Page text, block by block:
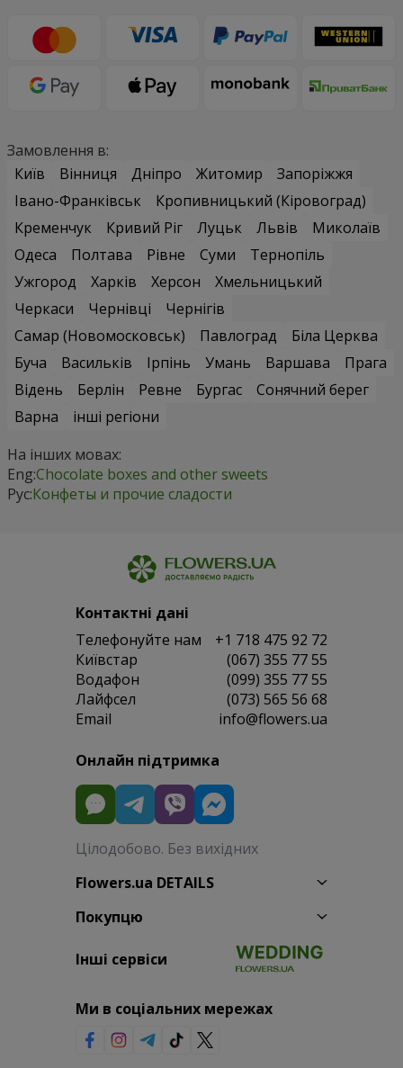
Замовлення в:
Київ
Вінниця Дніпро Житомир
Запоріжжя
Івано-Франківськ
Кропивницький (Кіровоград)
Кременчук
Кривий Ріг Луцьк Львів
Миколаїв
Одеса
Полтава Рівне Суми
Тернопіль
Ужгород
Харків Херсон
Хмельницький
Черкаси
Чернівці
Чернігів
Самар (Новомосковськ)
Павлоград
Біла Церква
Буча
Васильків Ірпінь Умань Варшава
Прага
Відень
Берлін Ревне Бургас
Сонячний берег
Варна
інші регіони
На інших мовах:
Eng:Chocolate boxes and other sweets
Рус:Конфеты и прочие сладости
Контактні дані
Телефонуйте нам
+1 718 475 92 72
Київстар
(067) 355 77 55
Водафон
(099) 355 77 55
Лайфсел
(073) 565 56 68
Email
info@flowers.ua
Онлайн підтримка
Цілодобово. Без вихідних
Flowers.ua DETAILS
Покупцю
Інші сервіси
Ми в соціальних мережах